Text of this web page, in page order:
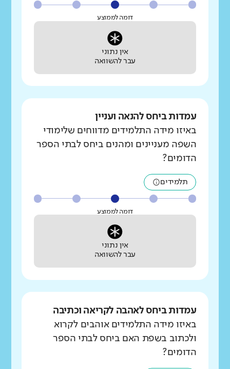
דומה לממוצע
אין נתוני
עבר להשוואה
עמדות ביחס להנאה ועניין
באיזו מידה התלמידים מדווחים שלימודי
השפה מעניינים ומהנים ביחס לבתי הספר
הדומים?
תלמידים
דומה לממוצע
אין נתוני
עבר להשוואה
עמדות ביחס לאהבה לקריאה וכתיבה
באיזו מידה התלמידים אוהבים לקרוא
ולכתוב בשפת האם ביחס לבתי הספר
הדומים?